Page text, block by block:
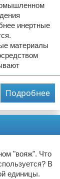
инертные
материалы
Подробнее
"вояж". Что
В
единицы.